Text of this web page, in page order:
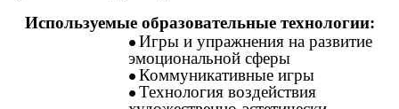
Используемые образовательные технологии:
Игры и упражнения на развитие
эмоциональной сферы
Коммуникативные игры
Технология воздействия